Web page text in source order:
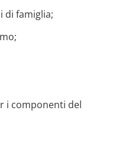
di famiglia;
i componenti del